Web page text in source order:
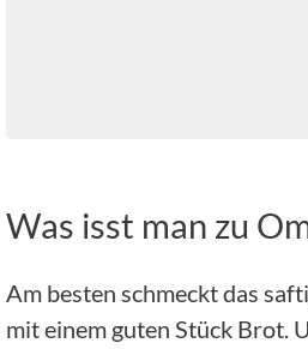
Was isst man zu
Am besten schmeckt das
mit einem guten Stück Brot.